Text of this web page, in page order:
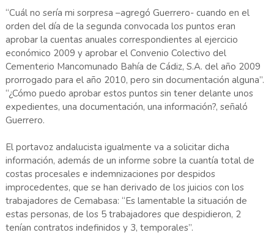
“Cuál no sería mi sorpresa –agregó Guerrero- cuando en el
orden del día de la segunda convocada los puntos eran
aprobar la cuentas anuales correspondientes al ejercicio
económico 2009 y aprobar el Convenio Colectivo del
Cementerio Mancomunado Bahía de Cádiz, S.A. del año 2009
prorrogado para el año 2010, pero sin documentación alguna”.
“¿Cómo puedo aprobar estos puntos sin tener delante unos
expedientes, una documentación, una información?, señaló
Guerrero.
El portavoz andalucista igualmente va a solicitar dicha
información, además de un informe sobre la cuantía total de
costas procesales e indemnizaciones por despidos
improcedentes, que se han derivado de los juicios con los
trabajadores de Cemabasa: “Es lamentable la situación de
estas personas, de los 5 trabajadores que despidieron, 2
tenían contratos indefinidos y 3, temporales”.